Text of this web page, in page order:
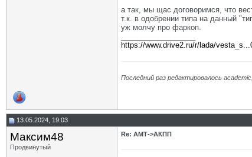
а так, мы щас договоримся, что
т.к. в одобрении типа на данный
уж молчу про фаркоп.
https://www.drive2.ru/r/lada/
Последний раз редактировалось
13.05.2024, 19:03
Максим48
Продвинутый
Re: АМТ->АКПП